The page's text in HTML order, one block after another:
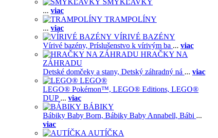
ŠMYKĽAVKY
... viac
TRAMPOLÍNY
... viac
VÍRIVÉ BAZÉNY
Vírivé bazény, Príslušenstvo k vírivým ba ... viac
HRAČKY NA
ZÁHRADU
Detské domčeky a stany, Detský záhradný ná ... viac
LEGO®
LEGO® Pokémon™, LEGO® Editions, LEGO®
DUP ... viac
BÁBIKY
Bábiky Baby Born, Bábiky Baby Annabell, Bábi ...
viac
AUTÍČKA